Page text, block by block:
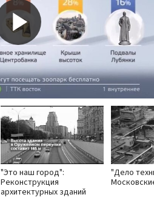
Play
Video
"Это наш город":
Реконструкция
архитектурных зданий
"Дело